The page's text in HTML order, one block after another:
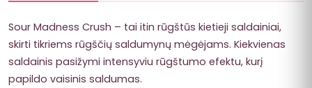
Sour Madness Crush – tai itin rūgštūs kietieji saldainiai,
skirti tikriems rūgščių saldumynų mėgėjams. Kiekvienas
saldainis pasižymi intensyviu rūgštumo efektu, kurį
papildo vaisinis saldumas.